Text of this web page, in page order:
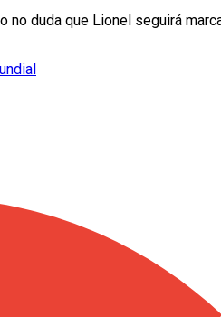
duda que Lionel seguirá